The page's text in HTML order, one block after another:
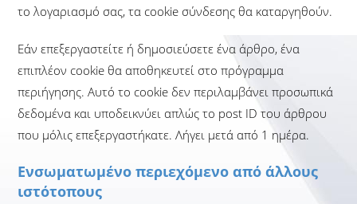
το λογαριασμό σας, τα cookie σύνδεσης θα καταργηθούν.
Εάν επεξεργαστείτε ή δημοσιεύσετε ένα άρθρο, ένα
επιπλέον cookie θα αποθηκευτεί στο πρόγραμμα
περιήγησης. Αυτό το cookie δεν περιλαμβάνει προσωπικά
δεδομένα και υποδεικνύει απλώς το post ID του άρθρου
που μόλις επεξεργαστήκατε. Λήγει μετά από 1 ημέρα.
Ενσωματωμένο περιεχόμενο από άλλους
ιστότοπους